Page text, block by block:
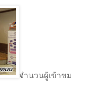
จำนวนผู้เข้าชม